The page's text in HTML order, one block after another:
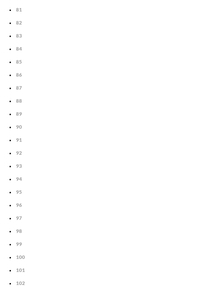
81
82
83
84
85
86
87
88
89
90
91
92
93
94
95
96
97
98
99
100
101
102